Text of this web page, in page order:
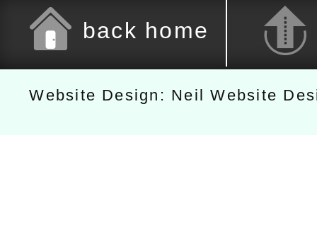
back home
Website Design: Neil Website